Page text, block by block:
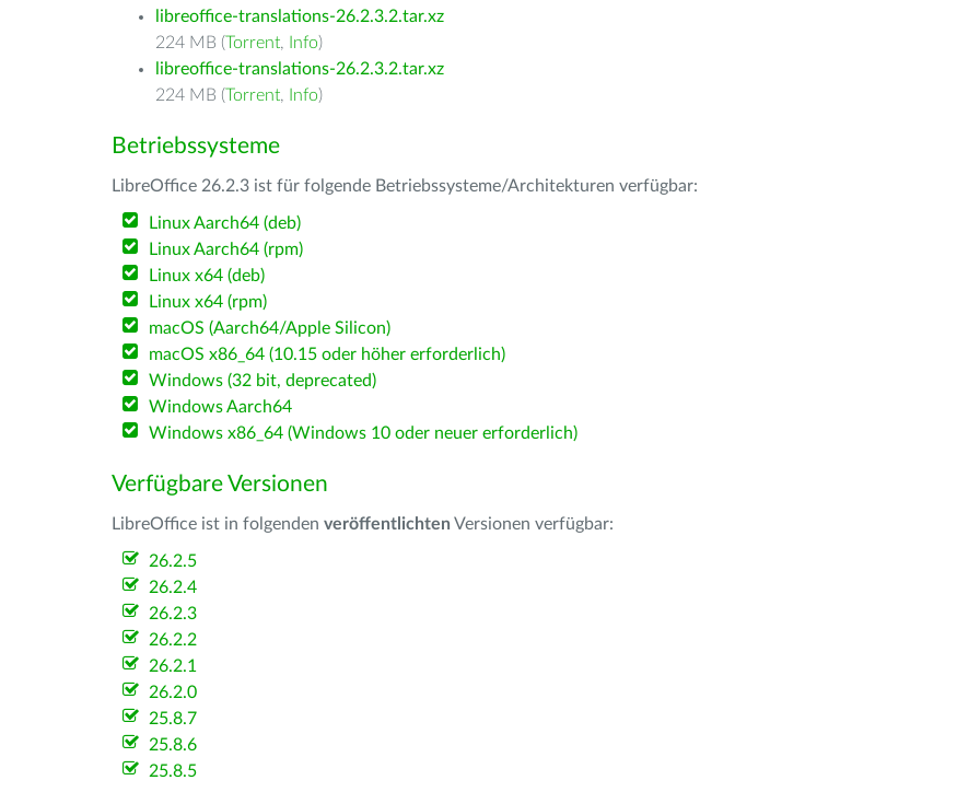
libreoffice-translations-26.2.3.2.tar.xz
224 MB (Torrent, Info)
libreoffice-translations-26.2.3.2.tar.xz
224 MB (Torrent, Info)
Betriebssysteme
LibreOffice 26.2.3 ist für folgende Betriebssysteme/Architekturen verfügbar:
Linux Aarch64 (deb)
Linux Aarch64 (rpm)
Linux x64 (deb)
Linux x64 (rpm)
macOS (Aarch64/Apple Silicon)
macOS x86_64 (10.15 oder höher erforderlich)
Windows (32 bit, deprecated)
Windows Aarch64
Windows x86_64 (Windows 10 oder neuer erforderlich)
Verfügbare Versionen
LibreOffice ist in folgenden veröffentlichten Versionen verfügbar:
26.2.5
26.2.4
26.2.3
26.2.2
26.2.1
26.2.0
25.8.7
25.8.6
25.8.5